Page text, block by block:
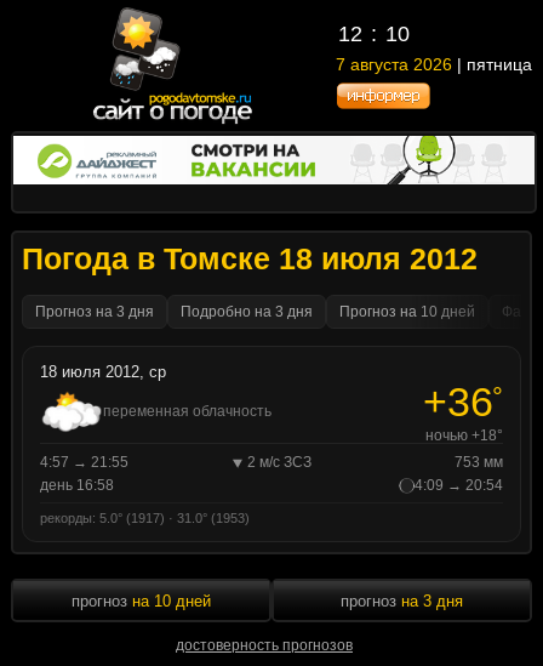
12 10
7 августа 2026 | пятница
Погода в Томске 18 июля 2012
Прогноз на 3 дня Подробно на 3 дня Прогноз на 10 дней
18 июля 2012, ср
переменная облачность +36°
ночью +18°
4:57 → 21:55
2 м/с ЗСЗ
753 мм
день 16:58
4:09 → 20:54
рекорды: 5.0° (1917) · 31.0° (1953)
прогноз на 10 дней
достоверность прогнозов
прогноз на 3 дня